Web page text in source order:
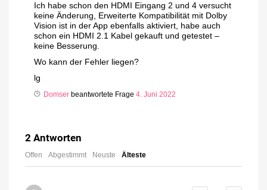
Ich habe schon den HDMI Eingang 2 und 4 versucht
keine Änderung, Erweiterte Kompatibilität mit Dolby
Vision ist in der App ebenfalls aktiviert, habe auch
schon ein HDMI 2.1 Kabel gekauft und getestet –
keine Besserung.
Wo kann der Fehler liegen?
lg
Domser beantwortete Frage 4. Juni 2022
2 Antworten
Offen Abgestimmt Neuste Älteste